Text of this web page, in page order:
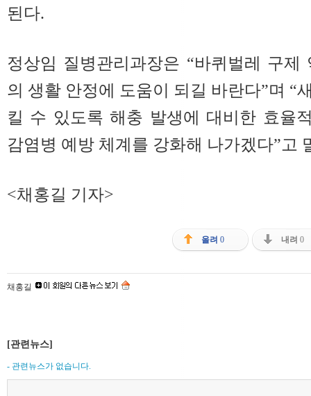
된다.
정상임 질병관리과장은 “바퀴벌레 구
의 생활 안정에 도움이 되길 바란다”며 “
킬 수 있도록 해충 발생에 대비한 효율
감염병 예방 체계를 강화해 나가겠다”고
<채홍길 기자>
올려 0 내려 0
채홍길
[관련뉴스]
- 관련뉴스가 없습니다.